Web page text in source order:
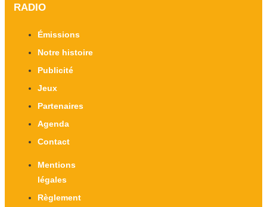
RADIO
Émissions
Notre histoire
Publicité
Jeux
Partenaires
Agenda
Contact
Mentions
légales
Règlement